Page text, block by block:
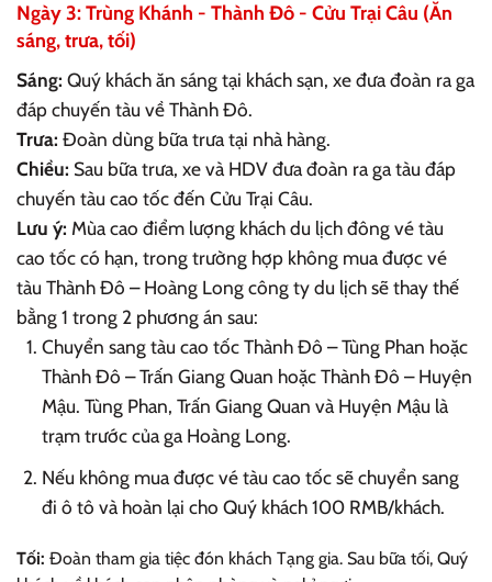
Ngày 3: Trùng Khánh - Thành Đô - Cửu Trại Câu (Ăn
sáng, trưa, tối)
Sáng: Quý khách ăn sáng tại khách sạn, xe đưa đoàn ra ga
đáp chuyến tàu về Thành Đô.
Trưa: Đoàn dùng bữa trưa tại nhà hàng.
Chiều: Sau bữa trưa, xe và HDV đưa đoàn ra ga tàu đáp
chuyến tàu cao tốc đến Cửu Trại Câu.
Lưu ý: Mùa cao điểm lượng khách du lịch đông vé tàu
cao tốc có hạn, trong trường hợp không mua được vé
tàu Thành Đô – Hoàng Long công ty du lịch sẽ thay thế
bằng 1 trong 2 phương án sau:
Chuyển sang tàu cao tốc Thành Đô – Tùng Phan hoặc
Thành Đô – Trấn Giang Quan hoặc Thành Đô – Huyện
Mậu. Tùng Phan, Trấn Giang Quan và Huyện Mậu là
trạm trước của ga Hoàng Long.
Nếu không mua được vé tàu cao tốc sẽ chuyển sang
đi ô tô và hoàn lại cho Quý khách 100 RMB/khách.
Tối: Đoàn tham gia tiệc đón khách Tạng gia. Sau bữa tối, Quý